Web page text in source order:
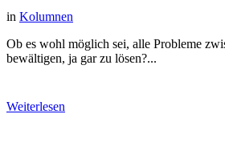
in Kolumnen
Ob es wohl möglich sei, alle Probleme
bewältigen, ja gar zu lösen?...
Weiterlesen